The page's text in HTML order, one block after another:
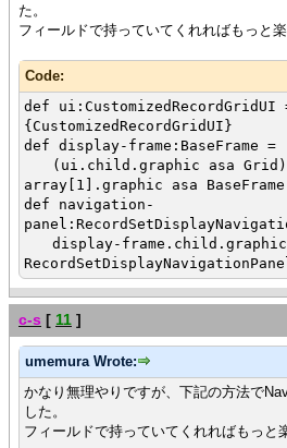
た。
フィールドで持っていてくれればもっと楽
Code:
def ui:CustomizedRecordGridUI
{CustomizedRecordGridUI}
def display-frame:BaseFrame =
(ui.child.graphic asa
array[1].graphic asa BaseFrame
def navigation-
display-frame.child.graphic
c-s [ 11 ]
umemura Wrote:
かなり無理やりですが、下記の方法で
した。
フィールドで持っていてくれればもっと